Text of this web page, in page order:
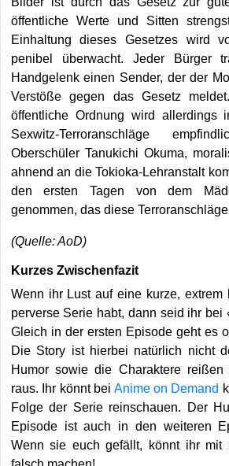
öffentliche Werte und Sitten
Einhaltung dieses Gesetzes wird
penibel überwacht. Jeder Bürger
Handgelenk einen Sender, der der
Verstöße gegen das Gesetz
öffentliche Ordnung wird allerdings
Sexwitz-Terroranschläge
Oberschüler Tanukichi Okuma,
ahnend an die Tokioka-Lehranstalt
den ersten Tagen von dem
genommen, das diese
(Quelle: AoD)
Kurzes Zwischenfazit
Wenn ihr Lust auf eine kurze, extrem
perverse Serie habt, dann seid ihr bei
Gleich in der ersten Episode geht es
Die Story ist hierbei natürlich nicht
Humor sowie die Charaktere
raus. Ihr könnt bei Anime on Demand
Folge der Serie reinschauen. Der
Episode ist auch in den weiteren
Wenn sie euch gefällt, könnt ihr mit